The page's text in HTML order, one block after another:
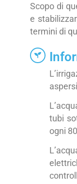
Scopo di
e
termini di
tubi
ogni